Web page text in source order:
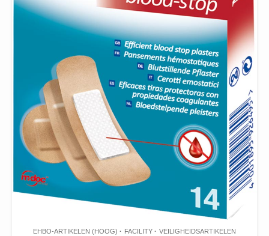
EHBO-ARTIKELEN (HOOG) FACILITY VEILIGHEIDSARTIKELEN